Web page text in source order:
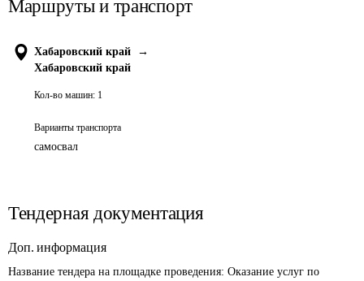
Маршруты и транспорт
Хабаровский край
→
Хабаровский край
Кол-во машин: 1
Варианты транспорта
самосвал
Тендерная документация
Доп. информация
Название тендера на площадке проведения: Оказание услуг по